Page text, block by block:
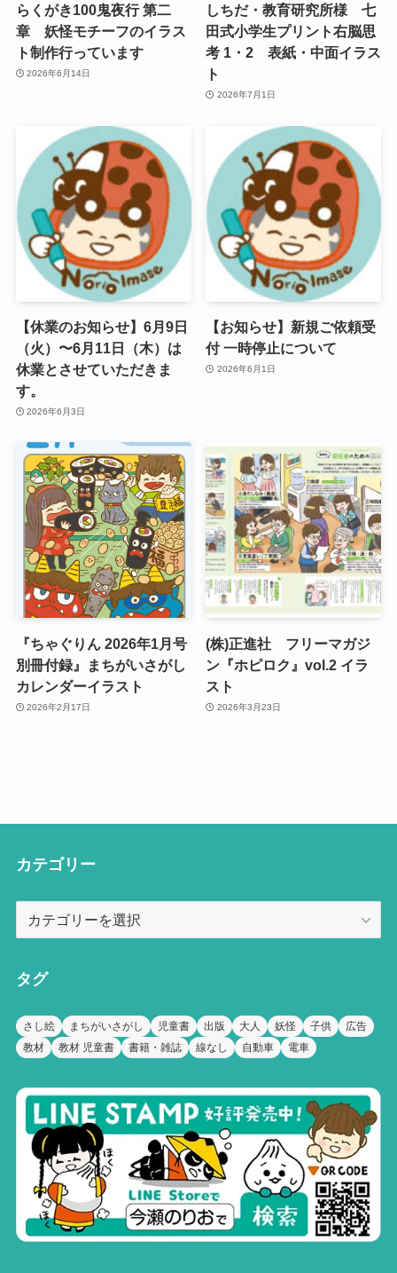
らくがき100鬼夜行 第二
章 妖怪モチーフのイラス
ト制作行っています
2026年6月14日
しちだ・教育研究所様 七
田式小学生プリント右脳思
考 1・2 表紙・中面イラス
ト
2026年7月1日
【休業のお知らせ】6月9日
（火）〜6月11日（木）は
休業とさせていただきま
す。
2026年6月3日
【お知らせ】新規ご依頼受
付 一時停止について
2026年6月1日
『ちゃぐりん 2026年1月号
別冊付録』まちがいさがし
カレンダーイラスト
2026年2月17日
(株)正進社 フリーマガジ
ン『ホピロク』vol.2 イラ
スト
2026年3月23日
カテゴリー
テ
リ
タグ
さし絵 まちがいさがし 児童書 出版 大人 妖怪 子供
広告
教材
教材 児童書 書籍・雑誌 線なし 自動車 電車